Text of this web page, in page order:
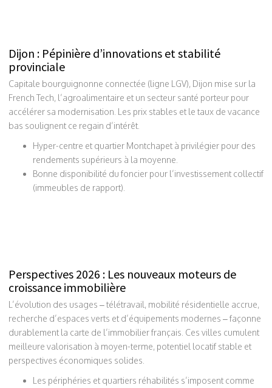
Dijon : Pépinière d’innovations et stabilité
provinciale
Capitale bourguignonne connectée (ligne LGV), Dijon mise sur la
French Tech, l’agroalimentaire et un secteur santé porteur pour
accélérer sa modernisation. Les prix stables et le taux de vacance
bas soulignent ce regain d’intérêt.
Hyper-centre et quartier Montchapet à privilégier pour des
rendements supérieurs à la moyenne.
Bonne disponibilité du foncier pour l’investissement collectif
(immeubles de rapport).
Perspectives 2026 : Les nouveaux moteurs de
croissance immobilière
L’évolution des usages – télétravail, mobilité résidentielle accrue,
recherche d’espaces verts et d’équipements modernes – façonne
durablement la carte de l’immobilier français. Ces villes cumulent
meilleure valorisation à moyen-terme, potentiel locatif stable et
perspectives économiques solides.
Les périphéries et quartiers réhabilités s’imposent comme